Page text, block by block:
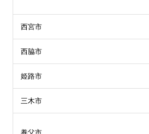
西宮市
西脇市
姫路市
三木市